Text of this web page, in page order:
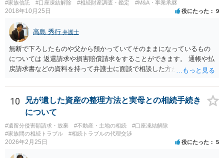
子縁組の必要があり 氏も変更することになります。 しかし 彼は成人
しているとは言え、自分の子と私の連れ子、全て平等にしたいと希
望。もちろん私もそうできればと思います。 ・・・婚姻前の契約 あ
るいは 遺言書などで その意思を実現する方法はあります。 弁護
士に相談してみてください。
#家族信託 #口座凍結解除 #相続財産調査・鑑定 #M&A・事業承継
2018年10月25日 役にたった 9
高島 秀行 弁護士
無断で下ろしたものや父から預かっていてそのままになっているもの
については 返還請求や損害賠償請求をすることができます。 通帳や払
戻請求書などの資料を持って弁護士に面談で相談した方がよいと思い
10
兄が遺した資産の整理方法と実母との相続手続き
について
#遺留分侵害額請求・放棄 #不動産・土地の相続
#口座凍結解除
#家族間の相続トラブル
#相続トラブルの代理交渉
2026年2月25日 役にたった 5